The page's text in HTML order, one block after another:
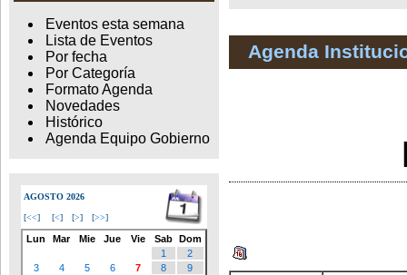
Eventos esta semana
Lista de Eventos
Por fecha
Por Categoría
Formato Agenda
Novedades
Histórico
Agenda Equipo Gobierno
AGOSTO 2026
[<<] [<] [>] [>>]
Lun Mar Mie Jue Vie Sab
Dom
1
2
3
4 5 6 7 8
9
Agenda